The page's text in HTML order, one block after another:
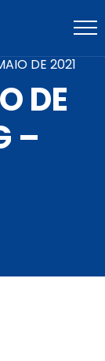
DE 2021
DE
–